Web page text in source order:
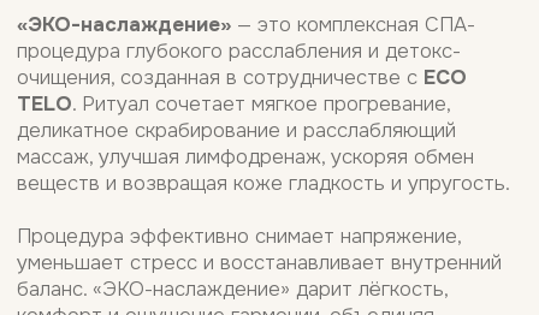
СПА-программы на итальянском
премиальном бренде Comfort
Zone— это гармония науки и
природы. Уникальные формулы с
натуральными компонентами
глубоко ухаживают за кожей,
восстанавливают её сияние и
дарят телу абсолютный комфорт.